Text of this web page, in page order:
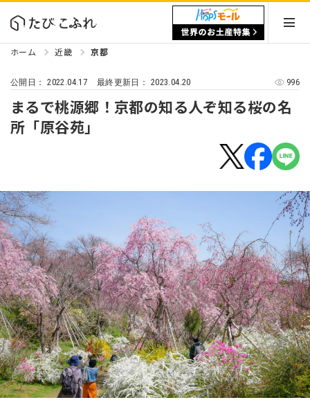
ホーム 近畿 京都
公開日：2022.04.17 最終更新日： 2023.04.20 996
まるで桃源郷！京都の知る人ぞ知る桜の名
所「原谷苑」